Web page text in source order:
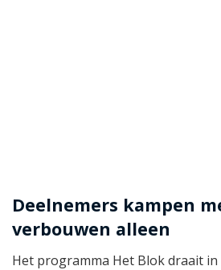
Deelnemers kampen
verbouwen alleen
Het programma Het Blok draait in